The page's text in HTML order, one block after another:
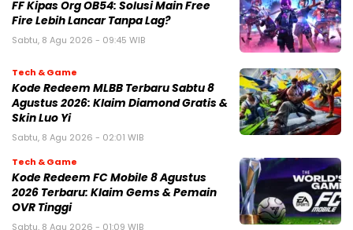
FF Kipas Org OB54: Solusi Main Free
Fire Lebih Lancar Tanpa Lag?
Sabtu, 8 Agu 2026 - 09:45 WIB
Tech & Game
Kode Redeem MLBB Terbaru Sabtu 8
Agustus 2026: Klaim Diamond Gratis &
Skin Luo Yi
Sabtu, 8 Agu 2026 - 02:01 WIB
Tech & Game
Kode Redeem FC Mobile 8 Agustus
2026 Terbaru: Klaim Gems & Pemain
OVR Tinggi
Sabtu, 8 Agu 2026 - 01:09 WIB